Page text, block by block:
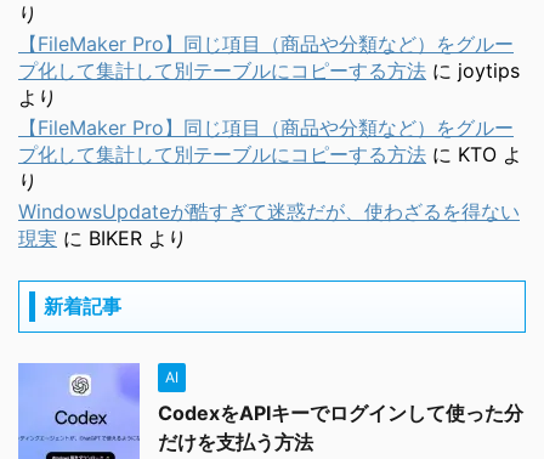
り
【FileMaker Pro】同じ項目（商品や分類など）をグルー
プ化して集計して別テーブルにコピーする方法 に joytips
より
【FileMaker Pro】同じ項目（商品や分類など）をグルー
プ化して集計して別テーブルにコピーする方法 に KTO よ
り
WindowsUpdateが酷すぎて迷惑だが、使わざるを得ない
現実 に BIKER より
新着記事
AI
CodexをAPIキーでログインして使った分
だけを支払う方法